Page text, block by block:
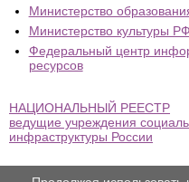
Министерство
Министерство культуры РФ
Федеральный центр
ресурсов
НАЦИОНАЛЬНЫЙ РЕЕСТР
ведущие учреждения
инфраструктуры России